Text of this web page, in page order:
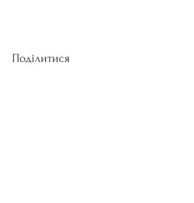
Поділитися